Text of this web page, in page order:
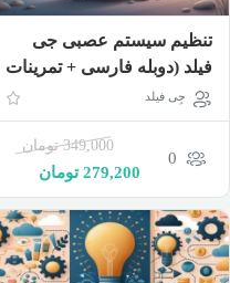
تنظیم سیستم عصبی جی
فیلد (دوبله فارسی + تمرینات
عملی)جِی فیلد
0
349,000 تومان
279,200 تومان